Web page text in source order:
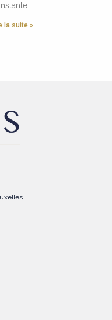
la suite »